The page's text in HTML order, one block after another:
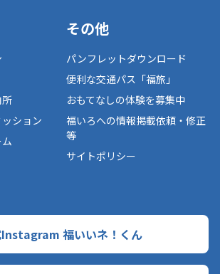
ション
その他
パンフレットダウンロード
便利な交通パス「福旅」
おもてなしの体験を募集中
福いろへの情報掲載依頼・修正
等
サイトポリシー
福いいネ！くん